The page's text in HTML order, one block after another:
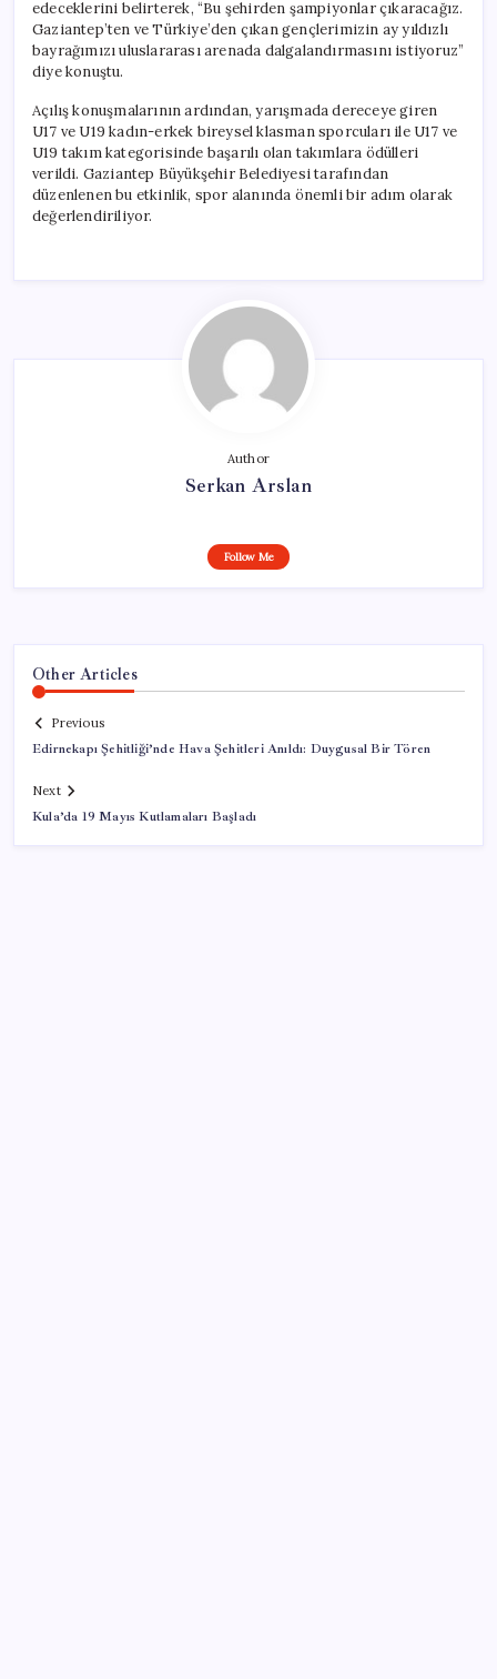
edeceklerini belirterek, “Bu şehirden şampiyonlar çıkaracağız.
Gaziantep’ten ve Türkiye’den çıkan gençlerimizin ay yıldızlı
bayrağımızı uluslararası arenada dalgalandırmasını istiyoruz”
diye konuştu.
Açılış konuşmalarının ardından, yarışmada dereceye giren
U17 ve U19 kadın-erkek bireysel klasman sporcuları ile U17 ve
U19 takım kategorisinde başarılı olan takımlara ödülleri
verildi. Gaziantep Büyükşehir Belediyesi tarafından
düzenlenen bu etkinlik, spor alanında önemli bir adım olarak
değerlendiriliyor.
Author
Serkan Arslan
Follow Me
Other Articles
Previous
Edirnekapı Şehitliği’nde Hava Şehitleri Anıldı: Duygusal Bir Tören
Next
Kula’da 19 Mayıs Kutlamaları Başladı